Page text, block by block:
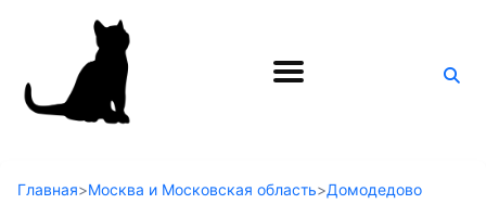
Поиск
Главная>Москва и Московская область>Домодедово